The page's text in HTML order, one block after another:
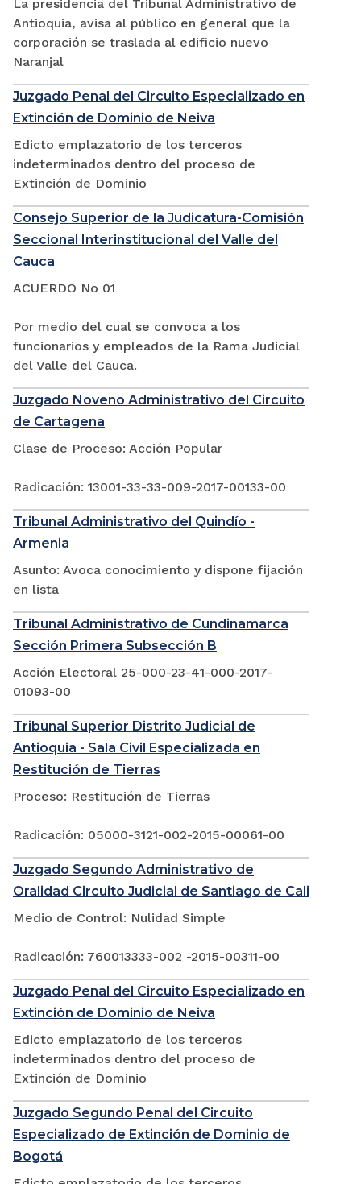
La presidencia del Tribunal Administrativo de
Antioquia, avisa al público en general que la
corporación se traslada al edificio nuevo
Naranjal
Juzgado Penal del Circuito Especializado en
Extinción de Dominio de Neiva
Edicto emplazatorio de los terceros
indeterminados dentro del proceso de
Extinción de Dominio
Consejo Superior de la Judicatura-Comisión
Seccional Interinstitucional del Valle del
Cauca
ACUERDO No 01
Por medio del cual se convoca a los
funcionarios y empleados de la Rama Judicial
del Valle del Cauca.
Juzgado Noveno Administrativo del Circuito
de Cartagena
Clase de Proceso: Acción Popular
Radicación: 13001-33-33-009-2017-00133-00
Tribunal Administrativo del Quindío -
Armenia
Asunto: Avoca conocimiento y dispone fijación
en lista
Tribunal Administrativo de Cundinamarca
Sección Primera Subsección B
Acción Electoral 25-000-23-41-000-2017-
01093-00
Tribunal Superior Distrito Judicial de
Antioquia - Sala Civil Especializada en
Restitución de Tierras
Proceso: Restitución de Tierras
Radicación: 05000-3121-002-2015-00061-00
Juzgado Segundo Administrativo de
Oralidad Circuito Judicial de Santiago de Cali
Medio de Control: Nulidad Simple
Radicación: 760013333-002 -2015-00311-00
Juzgado Penal del Circuito Especializado en
Extinción de Dominio de Neiva
Edicto emplazatorio de los terceros
indeterminados dentro del proceso de
Extinción de Dominio
Juzgado Segundo Penal del Circuito
Especializado de Extinción de Dominio de
Bogotá